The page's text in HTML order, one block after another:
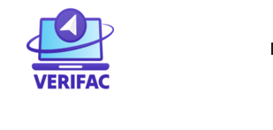
contenido